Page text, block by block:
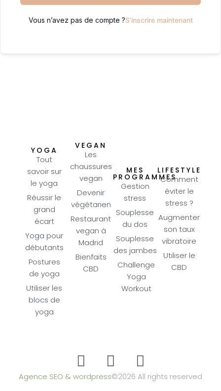
Vous n’avez pas de compte ?S’inscrire maintenant
YOGA
Tout
savoir sur
le yoga
Réussir le
grand
écart
Yoga pour
débutants
Postures
de yoga
Utiliser les
blocs de
yoga
VEGAN
Les
chaussures
vegan
Devenir
végétarien
Restaurant
vegan à
Madrid
Bienfaits
CBD
MES
PROGRAMMES
Gestion
stress
Souplesse
du dos
Souplesse
des jambes
Challenge
Yoga
Workout
LIFESTYLE
Comment
éviter le
stress ?
Augmenter
son taux
vibratoire
Utiliser le
CBD
Agence SEO & wordpress©2026 All rights reserved